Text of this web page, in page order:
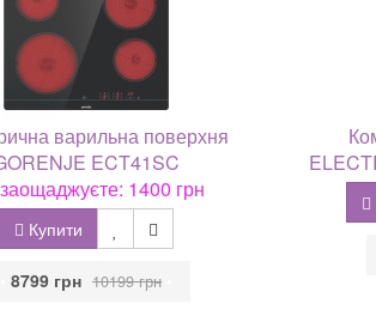
варильна поверхня
ECT41SC
1400 грн
Купити
8799 грн 10199 грн